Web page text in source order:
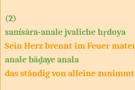
(2)
saṁsāra-anale jvaliche hṛdoya
Sein Herz brennt im Feuer
anale bāḓaye anala
das ständig von alleine